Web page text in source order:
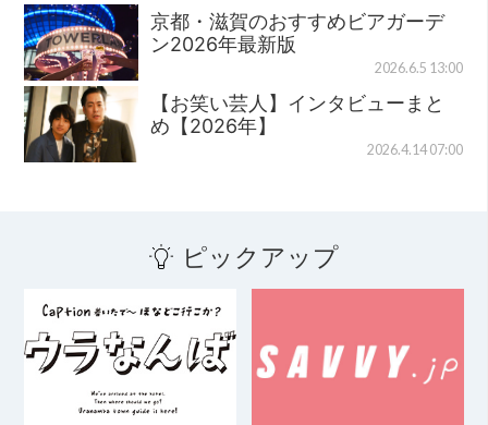
京都・滋賀のおすすめビアガーデ
ン2026年最新版
2026.6.5 13:00
【お笑い芸人】インタビューまと
め【2026年】
2026.4.14 07:00
ピックアップ